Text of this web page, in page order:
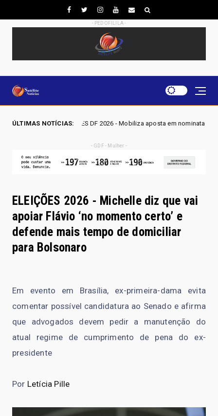
- PEDOFILILA -
ÚLTIMAS NOTÍCIAS:
DF 2026 - Mobiliza aposta em nominata completa e mira eleger
- GDF - Mulher -
ELEIÇÕES 2026 - Michelle diz que vai
apoiar Flávio ‘no momento certo’ e
defende mais tempo de domiciliar
para Bolsonaro
Em evento em Brasília, ex-primeira-dama evita
comentar possível candidatura ao Senado e afirma
que advogados devem pedir a manutenção do
atual regime de cumprimento de pena do ex-
presidente
Por Letícia Pille